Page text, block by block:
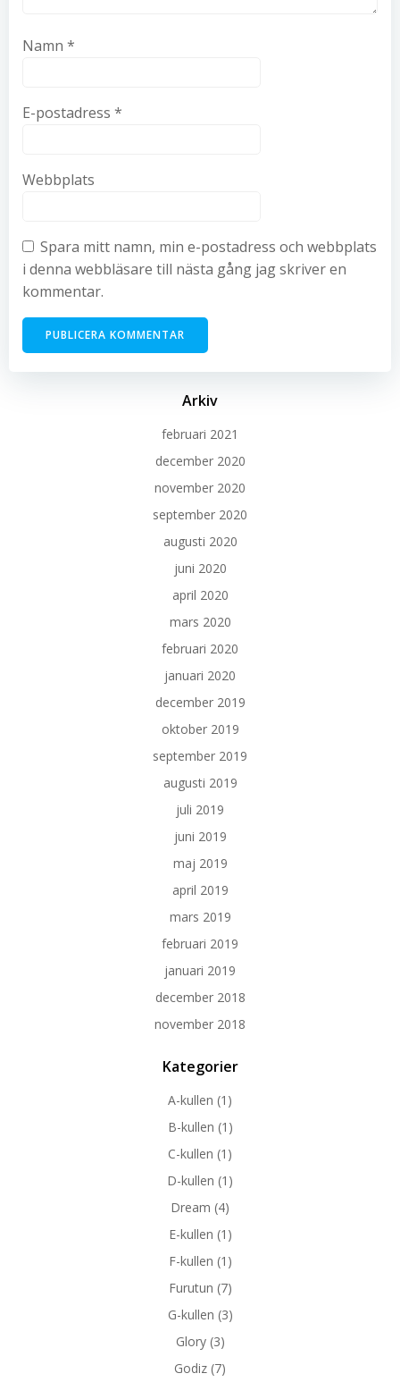
Namn *
E-postadress *
Webbplats
Spara mitt namn, min e-postadress och webbplats
i denna webbläsare till nästa gång jag skriver en
kommentar.
Arkiv
februari 2021
december 2020
november 2020
september 2020
augusti 2020
juni 2020
april 2020
mars 2020
februari 2020
januari 2020
december 2019
oktober 2019
september 2019
augusti 2019
juli 2019
juni 2019
maj 2019
april 2019
mars 2019
februari 2019
januari 2019
december 2018
november 2018
Kategorier
A-kullen (1)
B-kullen (1)
C-kullen (1)
D-kullen (1)
Dream (4)
E-kullen (1)
F-kullen (1)
Furutun (7)
G-kullen (3)
Glory(3)
Godiz (7)